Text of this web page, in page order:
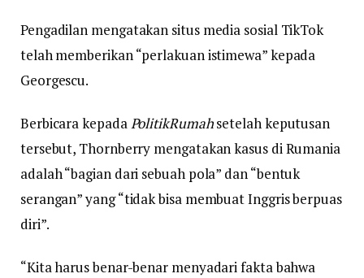
Pengadilan mengatakan situs media sosial TikTok
telah memberikan “perlakuan istimewa” kepada
Georgescu.
Berbicara kepadaPolitikRumahsetelah keputusan
tersebut, Thornberry mengatakan kasus di Rumania
adalah “bagian dari sebuah pola” dan “bentuk
serangan” yang “tidak bisa membuat Inggris berpuas
diri”.
“Kita harus benar-benar menyadari fakta bahwa